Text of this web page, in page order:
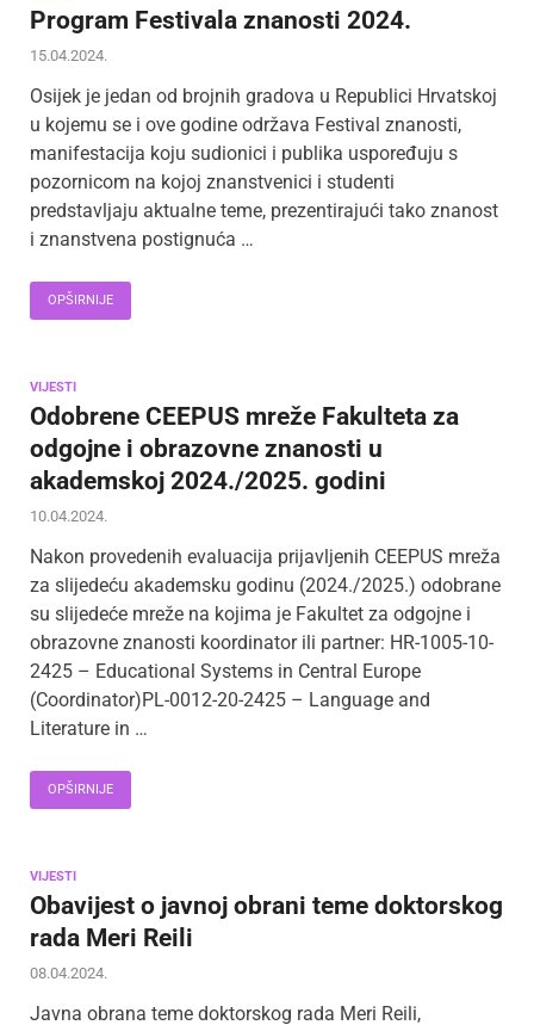
Program Festivala znanosti 2024.
15.04.2024.
Osijek je jedan od brojnih gradova u Republici Hrvatskoj
u kojemu se i ove godine održava Festival znanosti,
manifestacija koju sudionici i publika uspoređuju s
pozornicom na kojoj znanstvenici i studenti
predstavljaju aktualne teme, prezentirajući tako znanost
i znanstvena postignuća …
OPŠIRNIJE
VIJESTI
Odobrene CEEPUS mreže Fakulteta za
odgojne i obrazovne znanosti u
akademskoj 2024./2025. godini
10.04.2024.
Nakon provedenih evaluacija prijavljenih CEEPUS mreža
za slijedeću akademsku godinu (2024./2025.) odobrane
su slijedeće mreže na kojima je Fakultet za odgojne i
obrazovne znanosti koordinator ili partner: HR-1005-10-
2425 – Educational Systems in Central Europe
(Coordinator)PL-0012-20-2425 – Language and
Literature in …
OPŠIRNIJE
VIJESTI
Obavijest o javnoj obrani teme doktorskog
rada Meri Reili
08.04.2024.
Javna obrana teme doktorskog rada Meri Reili,